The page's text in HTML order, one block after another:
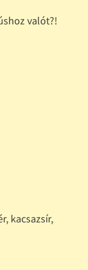
valót?!
kacsazsír,